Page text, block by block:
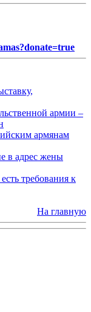
армии –
армянам
в адрес жены
требования к
На главную